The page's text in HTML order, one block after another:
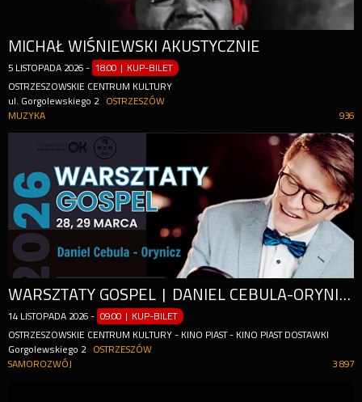
MICHAŁ WIŚNIEWSKI AKUSTYCZNIE
5 LISTOPADA 2026 - 18:00 | KUP-BILET
OSTRZESZOWSKIE CENTRUM KULTURY
ul. Gorgolewskiego 2
OSTRZESZÓW
936
MUZYKA
WARSZTATY GOSPEL | DANIEL CEBULA-ORYNICZ
14 LISTOPADA 2026 - 09:00 | KUP-BILET
OSTRZESZOWSKIE CENTRUM KULTURY - KINO PIAST - KINO PIAST DOSTAWKI
Gorgolewskiego 2
OSTRZESZÓW
3 897
SAMOROZWÓJ